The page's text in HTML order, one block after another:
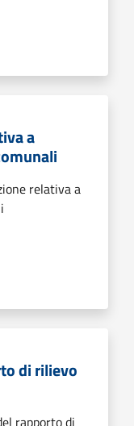
a
relativa a
di rilievo
rapporto di